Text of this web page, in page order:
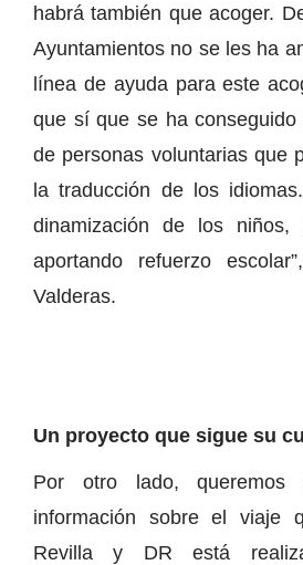
habrá también que acoger.
Ayuntamientos no se les ha
línea de ayuda para este
que sí que se ha conseguido
de personas voluntarias que
la traducción de los
dinamización de los niños,
aportando refuerzo
Valderas.
Un proyecto que sigue su
Por otro lado,
información sobre el viaje
Revilla y DR está